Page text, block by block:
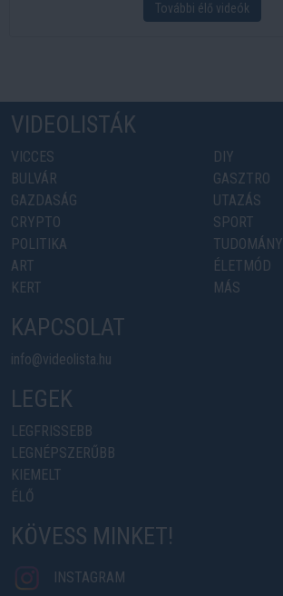
További élő videók
VIDEOLISTÁK
VICCES
BULVÁR
GAZDASÁG
CRYPTO
POLITIKA
ART
KERT
DIY
GASZTRO
UTAZÁS
SPORT
TUDOMÁNY
ÉLETMÓD
MÁS
KAPCSOLAT
info@videolista.hu
LEGEK
LEGFRISSEBB
LEGNÉPSZERŰBB
KIEMELT
ÉLŐ
KÖVESS MINKET!
INSTAGRAM